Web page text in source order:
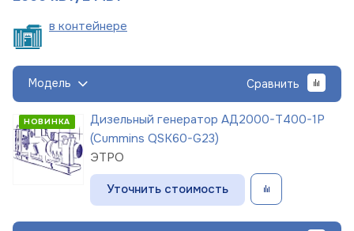
в контейнере
Модель Сравнить
НОВИНКА
Дизельный генератор АД2000-Т400-1Р
(Cummins QSK60-G23)
ЭТРО
Уточнить стоимость